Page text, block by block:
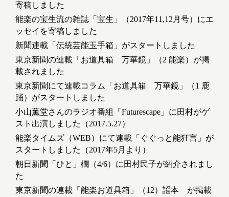
寄稿しました
能楽の宝生流の雑誌「宝生」（2017年11,12月号）にエ
ッセイを寄稿しました
新聞連載「伝統芸能玉手箱」がスタートしました
東京新聞の連載「お道具箱 万華鏡」（2 能楽）が掲
載されました
東京新聞にて連載コラム「お道具箱 万華鏡」（1 鹿
踊）がスタートしました
小山薫堂さんのラジオ番組「Futurescape」に田村がゲ
スト出演しました（2017.5.27）
能楽タイムズ（WEB）にて連載「ぐぐっと能狂言」が
スタートしました（2017年5月より）
朝日新聞「ひと」欄（4/6）に田村民子が紹介されまし
た
東京新聞の連載「能楽お道具箱」（12）謡本 が掲載